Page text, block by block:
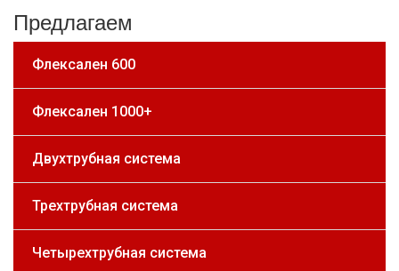
Предлагаем
Флексален 600
Флексален 1000+
Двухтрубная система
Трехтрубная система
Четырехтрубная система